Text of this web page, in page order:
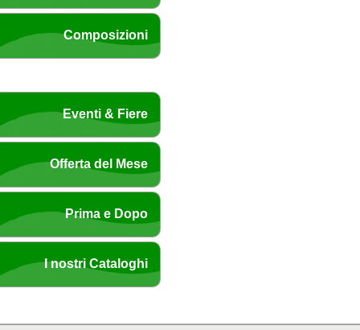
Composizioni
Eventi & Fiere
Offerta del Mese
Prima e Dopo
I nostri Cataloghi